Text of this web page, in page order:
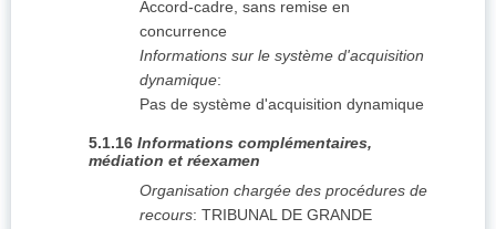
Accord-cadre, sans remise en
concurrence
Informations sur le système d'acquisition
dynamique:
Pas de système d'acquisition dynamique
5.1.16 Informations complémentaires,
médiation et réexamen
Organisation chargée des procédures de
recours: TRIBUNAL DE GRANDE